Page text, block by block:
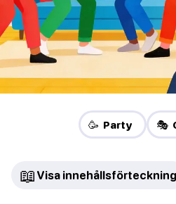
🥳 Party 🎭
📖 Visa innehållsförteckning